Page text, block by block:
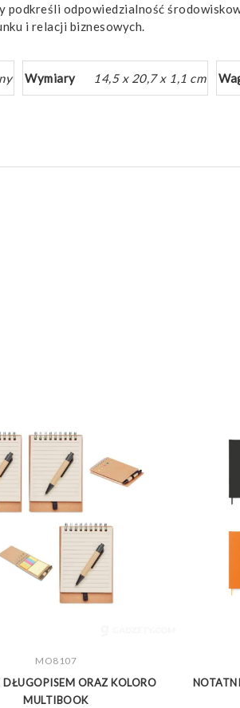
odpowiedzialność
i relacji biznesowych.
Wymiary 14,5 x 20,7 x 1,1 cm
ZOBACZ WIĘCEJ
MO8107
DŁUGOPISEM ORAZ KOLORO
MULTIBOOK